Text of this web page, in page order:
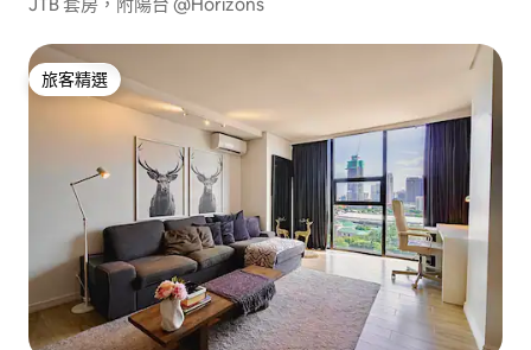
旅客精選
旅客精選